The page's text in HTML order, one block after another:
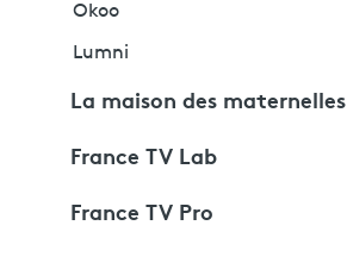
Okoo
Lumni
La maison des maternelles
France TV Lab
France TV Pro